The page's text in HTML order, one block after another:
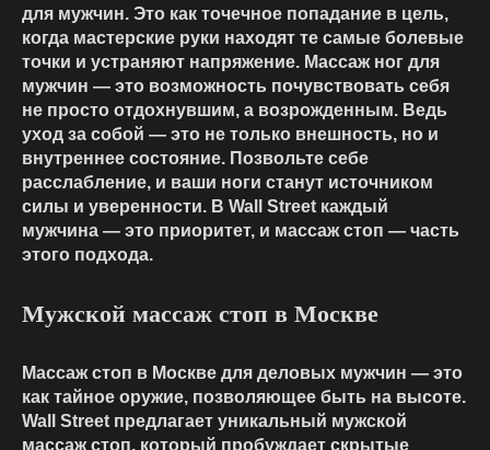
для мужчин. Это как точечное попадание в цель,
когда мастерские руки находят те самые болевые
точки и устраняют напряжение. Массаж ног для
мужчин — это возможность почувствовать себя
не просто отдохнувшим, а возрожденным. Ведь
уход за собой — это не только внешность, но и
внутреннее состояние. Позвольте себе
расслабление, и ваши ноги станут источником
силы и уверенности. В Wall Street каждый
мужчина — это приоритет, и массаж стоп — часть
этого подхода.
Мужской массаж стоп в Москве
Массаж стоп в Москве для деловых мужчин — это
как тайное оружие, позволяющее быть на высоте.
Wall Street предлагает уникальный мужской
массаж стоп, который пробуждает скрытые